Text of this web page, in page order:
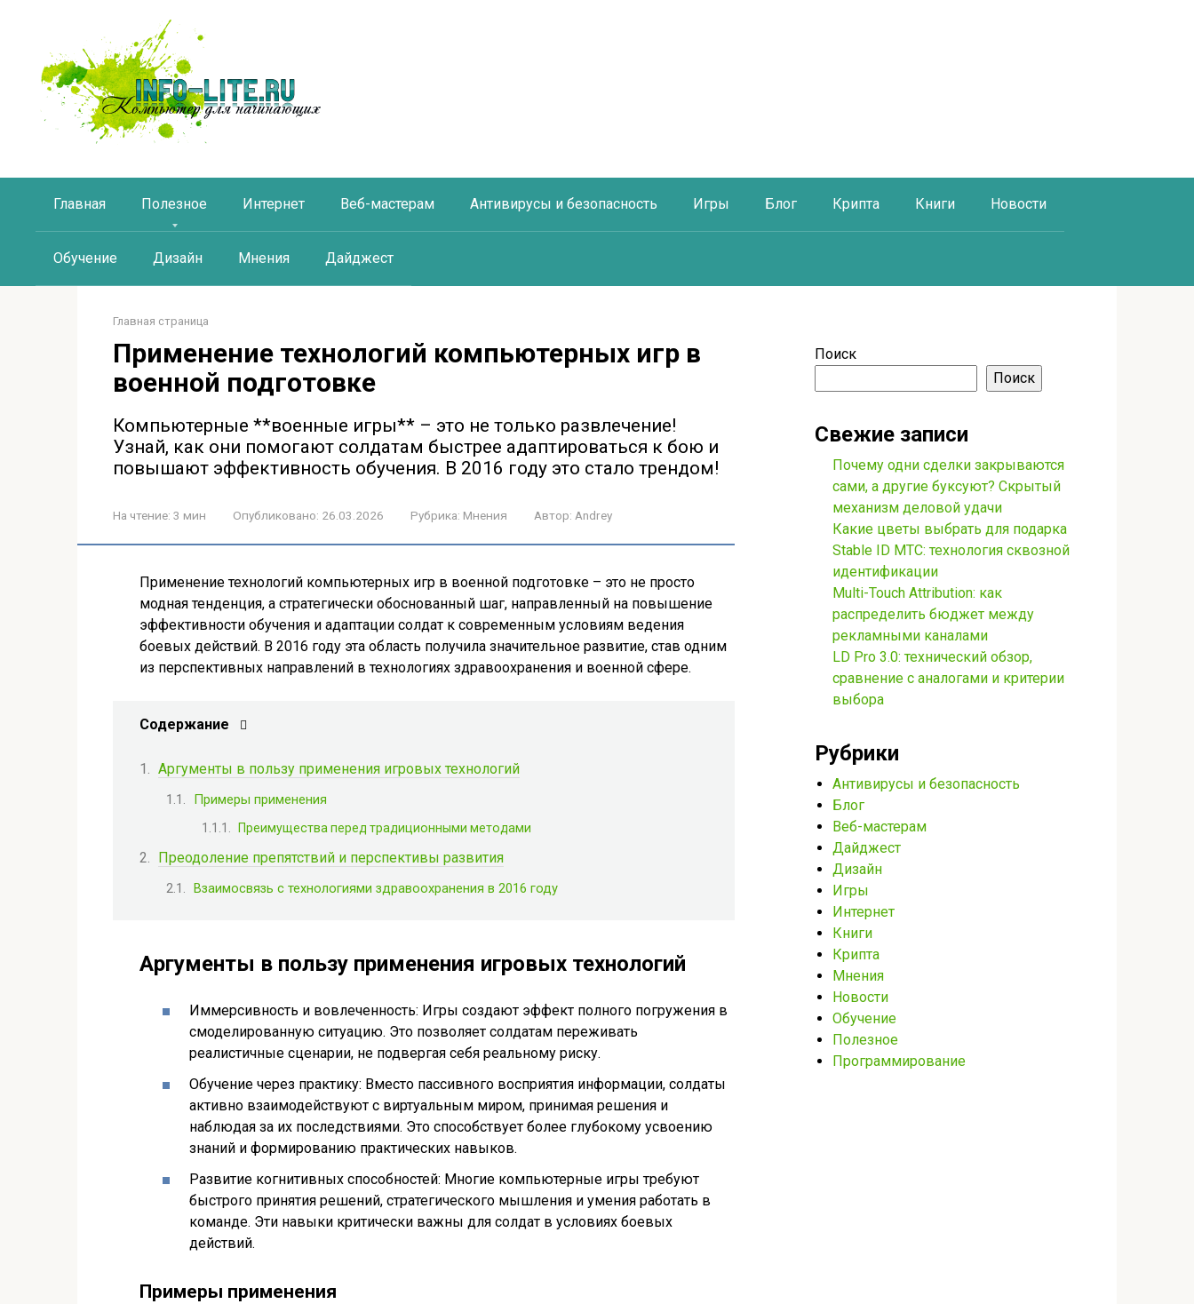
контенту
Главная Полезное Интернет Веб-мастерам Антивирусы и безопасность Игры Блог Крипта Книги Новости
Обучение Дизайн Мнения Дайджест
Главная страница
Применение технологий компьютерных игр в
военной подготовке
Компьютерные **военные игры** – это не только развлечение!
Узнай, как они помогают солдатам быстрее адаптироваться к бою и
повышают эффективность обучения. В 2016 году это стало трендом!
На чтение: 3 мин Опубликовано: 26.03.2026 Рубрика: Мнения Автор: Andrey
Применение технологий компьютерных игр в военной подготовке – это не просто
модная тенденция, а стратегически обоснованный шаг, направленный на повышение
эффективности обучения и адаптации солдат к современным условиям ведения
боевых действий. В 2016 году эта область получила значительное развитие, став одним
из перспективных направлений в технологиях здравоохранения и военной сфере.
Содержание
Аргументы в пользу применения игровых технологий
Примеры применения
Преимущества перед традиционными методами
Преодоление препятствий и перспективы развития
Взаимосвязь с технологиями здравоохранения в 2016 году
Аргументы в пользу применения игровых технологий
Иммерсивность и вовлеченность: Игры создают эффект полного погружения в
смоделированную ситуацию. Это позволяет солдатам переживать
реалистичные сценарии, не подвергая себя реальному риску.
Обучение через практику: Вместо пассивного восприятия информации, солдаты
активно взаимодействуют с виртуальным миром, принимая решения и
наблюдая за их последствиями. Это способствует более глубокому усвоению
знаний и формированию практических навыков.
Развитие когнитивных способностей: Многие компьютерные игры требуют
быстрого принятия решений, стратегического мышления и умения работать в
команде. Эти навыки критически важны для солдат в условиях боевых
действий.
Примеры применения
Поиск
Поиск
Свежие записи
Почему одни сделки закрываются
сами, а другие буксуют? Скрытый
механизм деловой удачи
Какие цветы выбрать для подарка
Stable ID МТС: технология сквозной
идентификации
Multi-Touch Attribution: как
распределить бюджет между
рекламными каналами
LD Pro 3.0: технический обзор,
сравнение с аналогами и критерии
выбора
Рубрики
Антивирусы и безопасность
Блог
Веб-мастерам
Дайджест
Дизайн
Игры
Интернет
Книги
Крипта
Мнения
Новости
Обучение
Полезное
Программирование